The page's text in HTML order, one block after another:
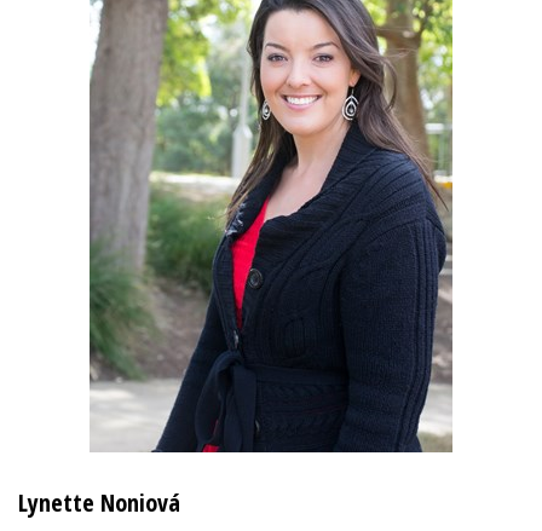
Lynette Noniová